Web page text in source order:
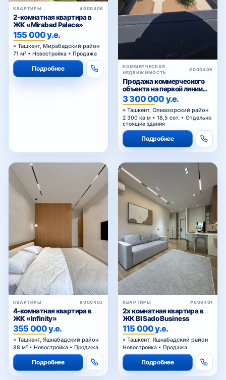
КВАРТИРЫ #000406
2-комнатная квартира в
ЖК «Mirabad Palace»
155 000 у.е.
Ташкент, Мирабадский район
71 м² • Новостройка • Продажа
Подробнее
КОММЕРЧЕСКАЯ
НЕДВИЖИМОСТЬ
#000405
Продажа коммерческого
объекта на первой линии
Кольцевой дороги в
Ташкенте
3 300 000 у.е.
Ташкент, Олмазорский район
2 300 кв м • 18,5 сот. • Отдельно
стоящие здания
Подробнее
КВАРТИРЫ #000403
4-комнатная квартира в
ЖК «Infinity»
355 000 у.е.
Ташкент, Яшнабадский район
88 м² • Новостройка • Продажа
Подробнее
КВАРТИРЫ #000401
2х комнатная квартира в
ЖК BI Sado Business
115 000 у.е.
Ташкент, Яшнабадский район
Новостройка • Продажа
Подробнее